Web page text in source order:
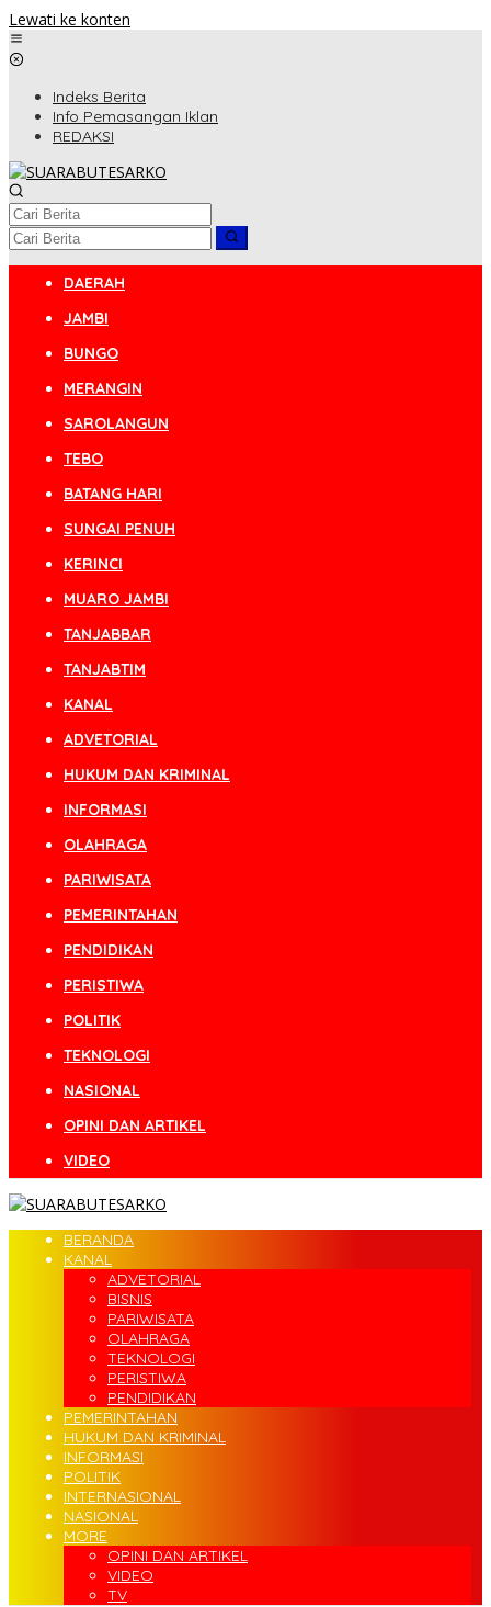
Lewati ke konten
Indeks Berita
Info Pemasangan Iklan
REDAKSI
DAERAH
JAMBI
BUNGO
MERANGIN
SAROLANGUN
TEBO
BATANG HARI
SUNGAI PENUH
KERINCI
MUARO JAMBI
TANJABBAR
TANJABTIM
KANAL
ADVETORIAL
HUKUM DAN KRIMINAL
INFORMASI
OLAHRAGA
PARIWISATA
PEMERINTAHAN
PENDIDIKAN
PERISTIWA
POLITIK
TEKNOLOGI
NASIONAL
OPINI DAN ARTIKEL
VIDEO
BERANDA
KANAL
ADVETORIAL
BISNIS
PARIWISATA
OLAHRAGA
TEKNOLOGI
PERISTIWA
PENDIDIKAN
PEMERINTAHAN
HUKUM DAN KRIMINAL
INFORMASI
POLITIK
INTERNASIONAL
NASIONAL
MORE
OPINI DAN ARTIKEL
VIDEO
TV